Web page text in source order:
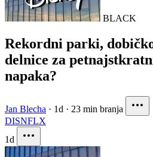
BLACK
Rekordni parki,
delnice za
napaka?
Jan Blecha · 1d · 23 min branja
DISNFLX
1d